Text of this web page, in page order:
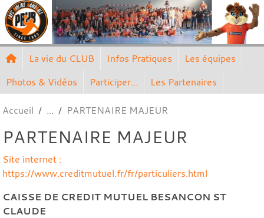
La vie du CLUB Infos Pratiques
Les équipes
Photos & Vidéos
Participer... Les Partenaires
Accueil PARTENAIRE MAJEUR
PARTENAIRE MAJEUR
Site internet :
https://www.creditmutuel.fr/fr/particuliers.html
CAISSE DE CREDIT MUTUEL BESANCON ST
CLAUDE
Panneau de gestion des cookies